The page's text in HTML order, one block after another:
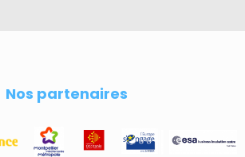
Nos partenaires